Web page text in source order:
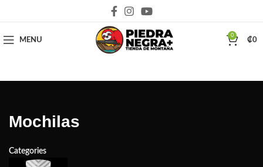
MENU
0
₡0
Mochilas
Categories
Deja que la montaña sea parte de tu vida